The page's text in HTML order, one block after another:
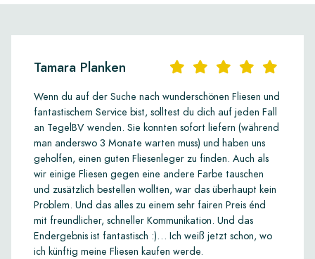
Tamara Planken
Wenn du auf der Suche nach wunderschönen Fliesen und
fantastischem Service bist, solltest du dich auf jeden Fall
an TegelBV wenden. Sie konnten sofort liefern (während
man anderswo 3 Monate warten muss) und haben uns
geholfen, einen guten Fliesenleger zu finden. Auch als
wir einige Fliesen gegen eine andere Farbe tauschen
und zusätzlich bestellen wollten, war das überhaupt kein
Problem. Und das alles zu einem sehr fairen Preis énd
mit freundlicher, schneller Kommunikation. Und das
Endergebnis ist fantastisch :)… Ich weiß jetzt schon, wo
ich künftig meine Fliesen kaufen werde.